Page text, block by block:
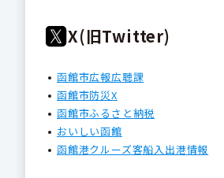
X(旧Twitter)
函館市広報広聴課
函館市防災X
函館市ふるさと納税
おいしい函館
函館港クルーズ客船入出港情報